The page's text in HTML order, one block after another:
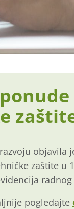
objavila
zaštite u
pogledajte